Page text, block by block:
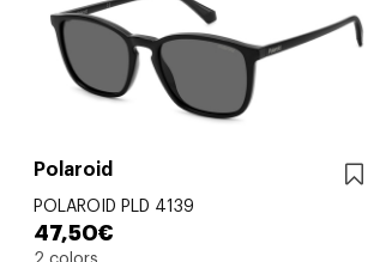
Polaroid
POLAROID PLD 4139
47,50€